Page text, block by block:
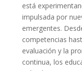
está
impulsada por
emergentes.
competencias
evaluación y la
continua, los